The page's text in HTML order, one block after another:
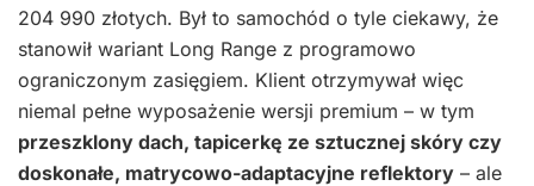
204 990 złotych. Był to samochód o tyle ciekawy, że
stanowił wariant Long Range z programowo
ograniczonym zasięgiem. Klient otrzymywał więc
niemal pełne wyposażenie wersji premium – w tym
przeszklony dach, tapicerkę ze sztucznej skóry czy
doskonałe, matrycowo-adaptacyjne reflektory – ale